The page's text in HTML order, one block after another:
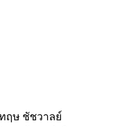
ฤษ ชัชวาลย์